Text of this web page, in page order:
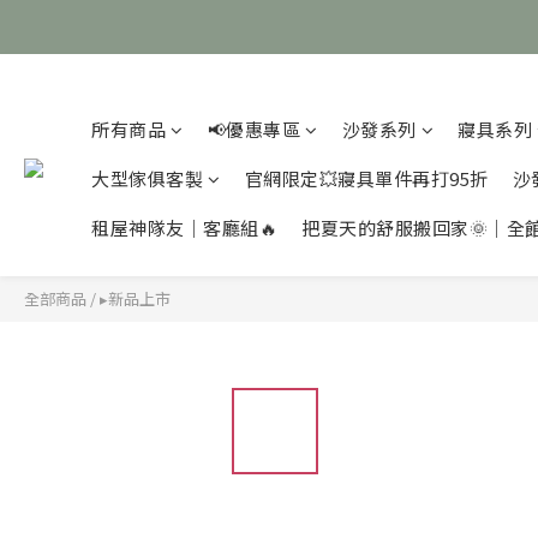
所有商品 📢優惠專區 沙發系列
寢具系列
大型傢俱客製
官網限定💥寢具單件再打95折
沙
租屋神隊友｜客廳組🔥
把夏天的舒服搬回家🌞｜全
全部商品 /▸新品上市